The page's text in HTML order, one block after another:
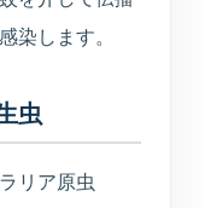
染します。
虫
リア原虫